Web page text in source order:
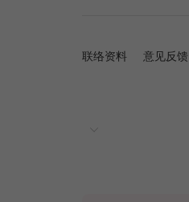
联络资料 意见反馈